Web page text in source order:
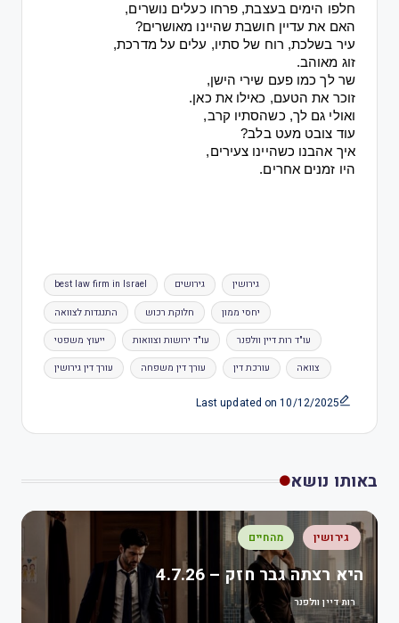
חלפו הימים בעצבת, פרחו כעלים נושרים,
האם את עדיין חושבת שהיינו מאושרים?
עיר בשלכת, רוח של סתיו, עלים על מדרכת,
זוג מאוהב.
שר לך כמו פעם שירי הישן,
זוכר את הטעם, כאילו את כאן.
ואולי גם לך, כשהסתיו קרב,
עוד צובט מעט בלב?
איך אהבנו כשהיינו צעירים,
היו זמנים אחרים.
best law firm in Israel גירושים גירושין
התנגדות לצוואה חלוקת רכוש יחסי ממון
ייעוץ משפטי עו"ד ירושות וצוואות עו"ד רות דיין וולפנר
עורך דין גירושין עורך דין משפחה עורכת דין צוואה
Last updated on 10/12/2025
באותו נושא
גירושין מהחיים
היא רצתה גבר חזק – 4.7.26
רות דיין וולפנר